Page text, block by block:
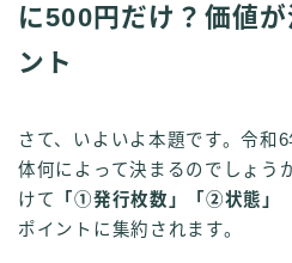
に500円だけ？価値
ント
さて、いよいよ本題です。令和
体何によって決まるのでしょう
けて
「①発行枚数」「②状態」
ポイントに集約されます。